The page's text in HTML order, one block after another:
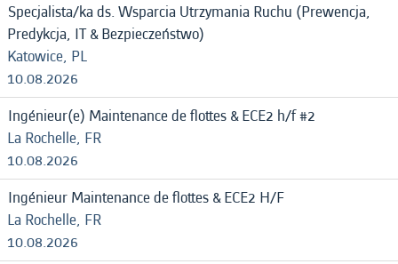
Specjalista/ka ds. Wsparcia Utrzymania Ruchu (Prewencja,
Predykcja, IT & Bezpieczeństwo)
Katowice, PL
10.08.2026
Ingénieur(e) Maintenance de flottes & ECE2 h/f #2
La Rochelle, FR
10.08.2026
Ingénieur Maintenance de flottes & ECE2 H/F
La Rochelle, FR
10.08.2026